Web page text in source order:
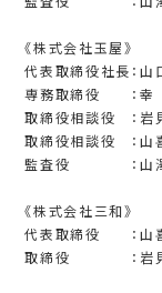
《株式会社玉屋》
代表取締役社長：
専務取締役 ：
取締役相談役 ：
取締役相談役 ：山
監査役 ：山澤
《株式会社三和》
代表取締役 ：山
取締役 ：岩